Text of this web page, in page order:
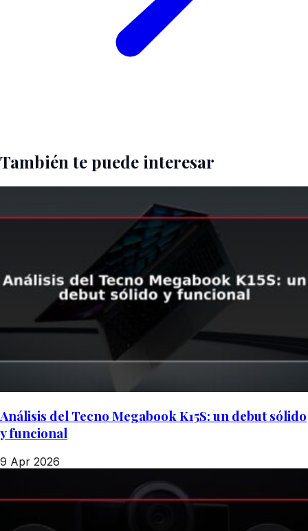
También te puede interesar
Análisis del Tecno Megabook K15S: un debut sólido
y funcional
9 Apr 2026